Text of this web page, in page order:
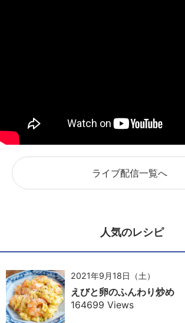
ライブ配信一覧へ
人気のレシピ
2021年9月18日（土）
えびと卵のふんわり炒め
164699 Views